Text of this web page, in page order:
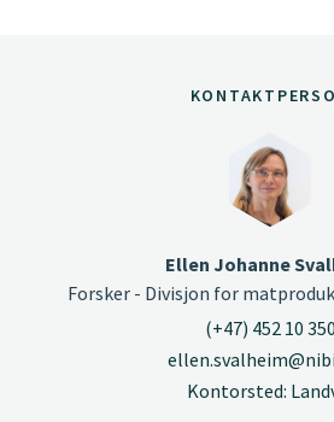
Ellen Johanne
Forsker - Divisjon for
(+47) 452 10 350
Kontorsted: